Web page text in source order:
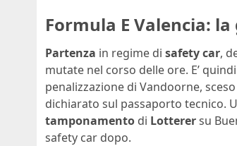
Formula E Valencia: la
Partenza in regime di safety car,
mutate nel corso delle ore. E’ quindi
penalizzazione di Vandoorne,
dichiarato sul passaporto tecnico.
tamponamento di Lotterersu
safety car dopo.